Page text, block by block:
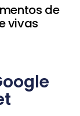
de
vivas